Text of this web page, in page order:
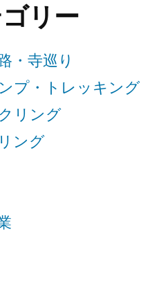
リー
・寺巡り
プ・トレッキング
リング
ング